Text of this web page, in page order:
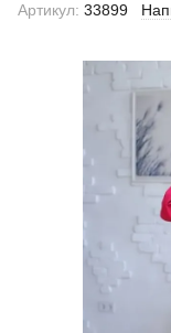
Артикул: 33899